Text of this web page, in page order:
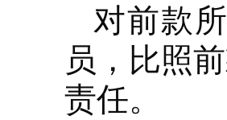
对前款
员，比照
责任。